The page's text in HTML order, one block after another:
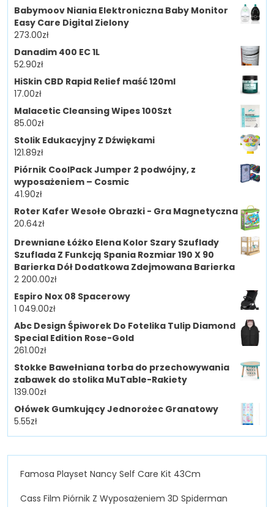
Babymoov Niania Elektroniczna Baby Monitor
Easy Care Digital Zielony
273.00zł
Danadim 400 EC 1L
52.90zł
HiSkin CBD Rapid Relief maść 120ml
17.00zł
Malacetic Cleansing Wipes 100Szt
85.00zł
Stolik Edukacyjny Z Dźwiękami
121.89zł
Piórnik CoolPack Jumper 2 podwójny, z
wyposażeniem – Cosmic
41.90zł
Roter Kafer Wesołe Obrazki - Gra Magnetyczna
20.64zł
Drewniane Łóżko Elena Kolor Szary Szuflady
Szuflada Z Funkcją Spania Rozmiar 190 X 90
Barierka Dół Dodatkowa Zdejmowana Barierka
2 200.00zł
Espiro Nox 08 Spacerowy
1 049.00zł
Abc Design Śpiworek Do Fotelika Tulip Diamond
Special Edition Rose-Gold
261.00zł
Stokke Bawełniana torba do przechowywania
zabawek do stolika MuTable-Rakiety
139.00zł
Ołówek Gumkujący Jednorożec Granatowy
5.55zł
Famosa Playset Nancy Self Care Kit 43Cm
Cass Film Piórnik Z Wyposażeniem 3D Spiderman